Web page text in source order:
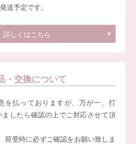
送予定です。
詳しくはこちら
・交換について
を払っておりますが、万が一、打
したら確認の上でご対応させて頂
荷受時に必ずご確認をお願い致しま